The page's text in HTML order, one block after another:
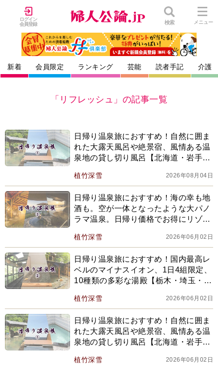
ログイン
会員登録
検索 メニュー
新着 会員限定 ランキング 芸能 読者手記 介護
「リフレッシュ」の記事一覧
日帰り温泉旅におすすめ！自然に囲ま
れた大露天風呂や絶景宿、風情ある温
泉地の貸し切り風呂【北海道・岩手・
植竹深雪 2026年08月04日
日帰り温泉旅におすすめ！海の幸も地
酒も。空が一体となったような大パノ
ラマ温泉。日帰り価格でお得にリゾー
植竹深雪 2026年06月02日
日帰り温泉旅におすすめ！国内最高レ
ベルのマイナスイオン、1日4組限定、
10種類の多彩な湯殿【栃木・埼玉・神
植竹深雪 2026年06月02日
日帰り温泉旅におすすめ！自然に囲ま
れた大露天風呂や絶景宿、風情ある温
泉地の貸し切り風呂【北海道・岩手・
植竹深雪 2026年06月02日